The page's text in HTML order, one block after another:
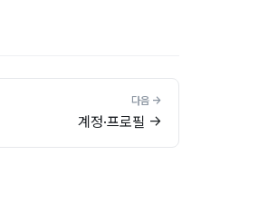
계정·프로필 →